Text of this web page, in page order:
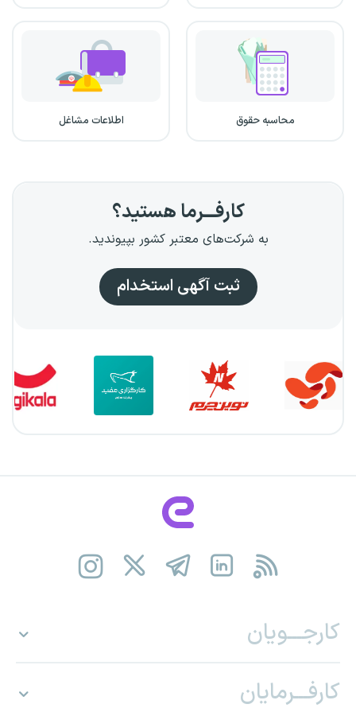
محاسبه حقوق اطلاعات مشاغل
کارفـــرما هستید؟
به شرکت‌های معتبر کشور بپیوندید.
ثبت آگهی استخدام
کارجـــویان
کارفـــرمایان